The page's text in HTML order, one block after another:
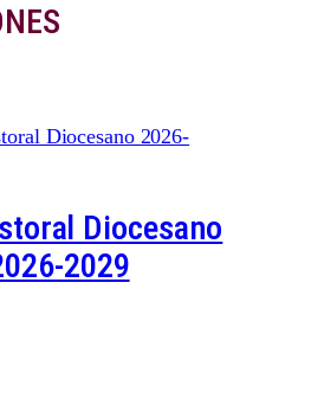
Diocesano
2029